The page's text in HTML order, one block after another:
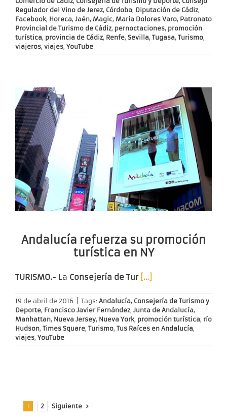
Regulador del Vino de Jerez, Córdoba, Diputación de Cádiz,
Facebook, Horeca, Jaén, Magic, María Dolores Varo, Patronato
Provincial de Turismo de Cádiz, pernoctaciones, promoción
turística, provincia de Cádiz, Renfe, Sevilla, Tugasa, Turismo,
viajeros, viajes, YouTube
Andalucía refuerza su promoción
turística en NY
TURISMO.- La Consejería de Tur […]
19 de abril de 2016 Tags: Andalucía, Consejería de Turismo y
Deporte, Francisco Javier Fernández, Junta de Andalucía,
Manhattan, Nueva Jersey, Nueva York, promoción turística, río
Hudson, Times Square, Turismo, Tus Raíces en Andalucía,
viajes, YouTube
1 2 Siguiente